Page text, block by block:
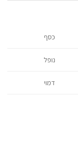
כסף
נופל
דמוי